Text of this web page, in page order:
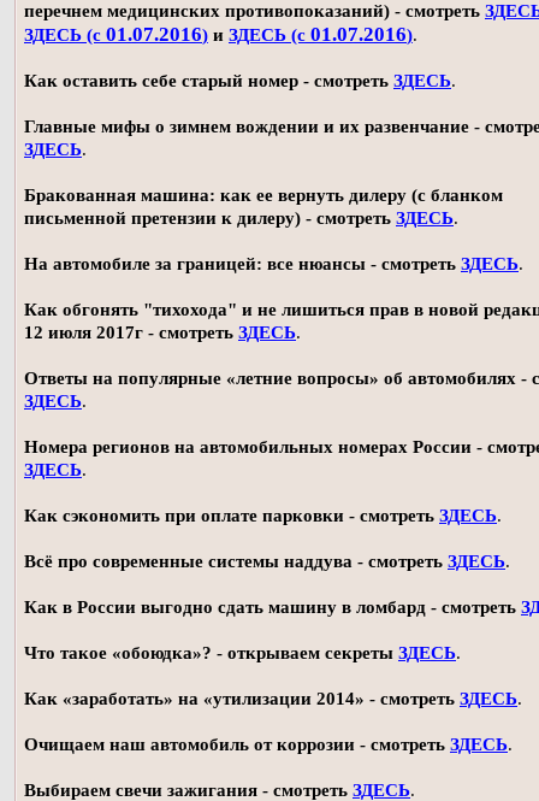
перечнем медицинских противопоказаний) - смотреть
ЗДЕСЬ (с 01.07.2016) и ЗДЕСЬ (с 01.07.2016).
Как оставить себе старый номер - смотреть ЗДЕСЬ.
Главные мифы о зимнем вождении и их развенчание -
ЗДЕСЬ.
Бракованная машина: как ее вернуть дилеру (с бланком
письменной претензии к дилеру) - смотреть ЗДЕСЬ.
На автомобиле за границей: все нюансы - смотреть ЗДЕСЬ.
Как обгонять "тихохода" и не лишиться прав в новой
12 июля 2017г - смотреть ЗДЕСЬ.
Ответы на популярные «летние вопросы» об автомобилях -
ЗДЕСЬ.
Номера регионов на автомобильных номерах России -
ЗДЕСЬ.
Как сэкономить при оплате парковки - смотреть ЗДЕСЬ.
Всё про современные системы наддува - смотреть ЗДЕСЬ.
Как в России выгодно сдать машину в ломбард - смотреть
Что такое «обоюдка»? - открываем секреты ЗДЕСЬ.
Как «заработать» на «утилизации 2014» - смотреть ЗДЕСЬ.
Очищаем наш автомобиль от коррозии - смотреть ЗДЕСЬ.
Выбираем свечи зажигания - смотреть ЗДЕСЬ.